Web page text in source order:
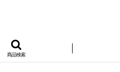
商品検索